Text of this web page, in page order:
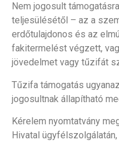
Nem jogosult
teljesülésétől – az a
erdőtulajdonos és az
fakitermelést végzett,
jövedelmet vagy tűzifát
Tűzifa támogatás
jogosultnak állapítható
Kérelem nyomtatvány
Hivatal